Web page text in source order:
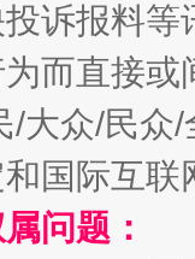
诉报料
而直接
/大众/民
国际互
问题：